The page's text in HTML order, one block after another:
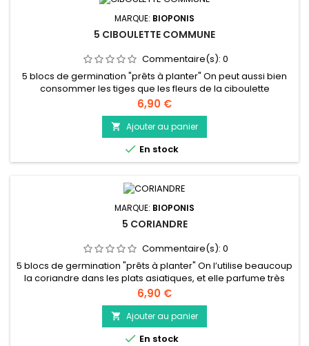
MARQUE: BIOPONIS
5 CIBOULETTE COMMUNE
Commentaire(s): 0
5 blocs de germination "prêts à planter" On peut aussi bien
consommer les tiges que les fleurs de la ciboulette
commune. Fraiche, avec son gout prononcé entre l’oignon et
l’échalotte, elle relèvera le gout de vos soupes, sauces ou
encore de vos diverses recettes. Après la taille de votre
potager, vous pouvez congeler ce que vous n’avez pas
utilisé soit en...
Prix
6,90 €
 Ajouter au panier
 En stock
MARQUE: BIOPONIS
5 CORIANDRE
Commentaire(s): 0
5 blocs de germination "prêts à planter" On l’utilise beaucoup
la coriandre dans les plats asiatiques, et elle parfume très
bien les salades, les sauces ou les recettes à base de
poisson ou de viande. On pourra aussi consommer les tiges
et les graines. En infusion vous pourrez utiliser les graines, les
feuilles ou les deux simultanément. Avant le repas,...
Prix
6,90 €
 Ajouter au panier
 En stock